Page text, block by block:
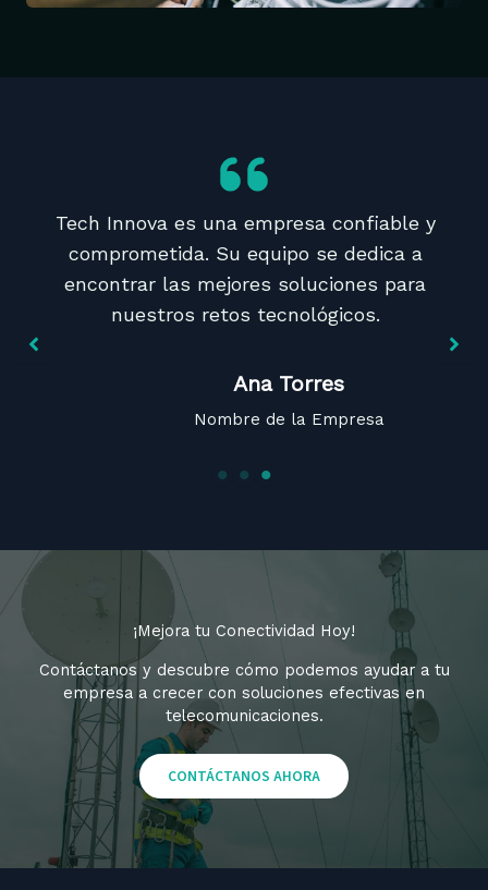
Tech Innova es una empresa confiable y
comprometida. Su equipo se dedica a
encontrar las mejores soluciones para
nuestros retos tecnológicos.
Ana Torres
Nombre de la Empresa
¡Mejora tu Conectividad Hoy!
Contáctanos y descubre cómo podemos ayudar a tu
empresa a crecer con soluciones efectivas en
telecomunicaciones.
CONTÁCTANOS AHORA